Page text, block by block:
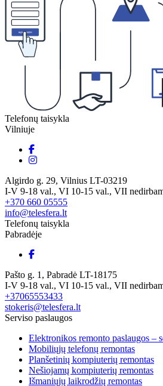
Telefonų taisykla
Vilniuje
Algirdo g. 29, Vilnius LT-03219
I-V 9-18 val., VI 10-15 val., VII
+370 660 05555
info@telesfera.lt
Telefonų taisykla
Pabradėje
Pašto g. 1, Pabradė LT-18175
I-V 9-18 val., VI 10-15 val., VII
+37065553433
stokeris@telesfera.lt
Serviso paslaugos
Elektronikos remonto paslaugos –
Mobiliųjų telefonų remontas
Planšetinių kompiuterių remontas
Nešiojamų kompiuterių remontas
Išmaniųjų laikrodžių remontas